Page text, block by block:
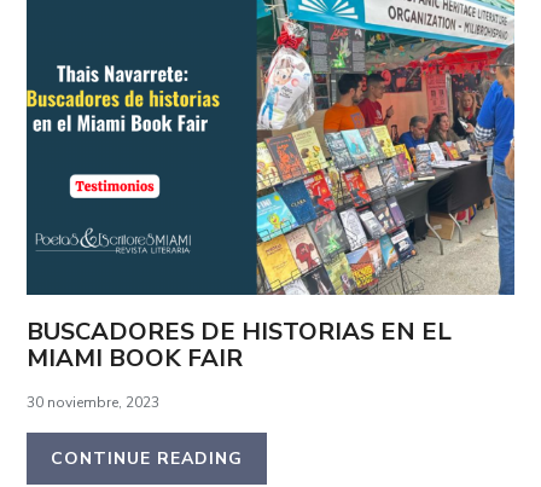
BUSCADORES DE HISTORIAS EN EL
MIAMI BOOK FAIR
30 noviembre, 2023
CONTINUE READING